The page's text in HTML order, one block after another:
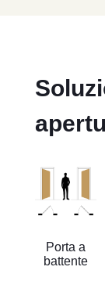
Porta a
battente